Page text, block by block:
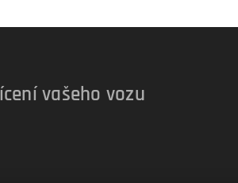
vašeho vozu